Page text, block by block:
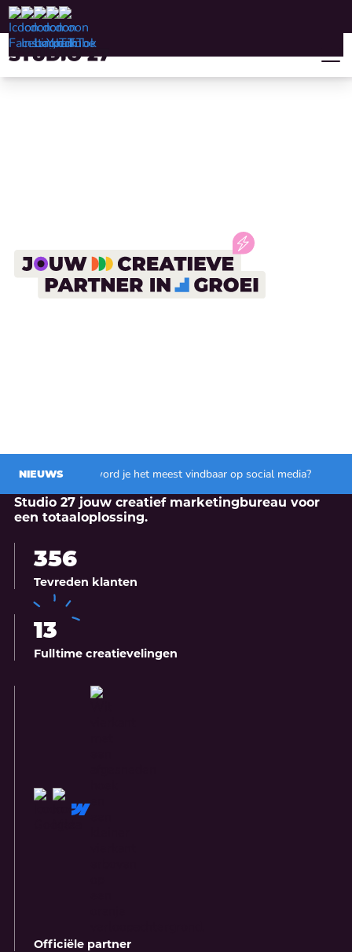
NIEUWS Hoe word je het meest vindbaar op social media?
Studio 27 jouw creatief marketingbureau voor
een totaaloplossing.
356
Tevreden klanten
13
Fulltime creatievelingen
Officiële partner